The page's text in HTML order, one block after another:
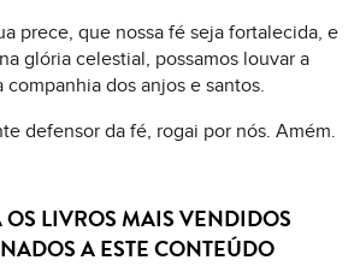
prece, que nossa fé seja fortalecida, e
glória celestial, possamos louvar a
companhia dos anjos e santos.
defensor da fé, rogai por nós. Amém.
OS LIVROS MAIS VENDIDOS
A ESTE CONTEÚDO